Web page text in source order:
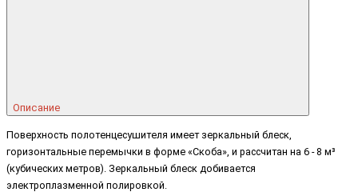
Описание
Поверхность полотенцесушителя имеет зеркальный блеск,
горизонтальные перемычки в форме «Скоба», и рассчитан на 6 - 8 м³
(кубических метров). Зеркальный блеск добивается
электроплазменной полировкой.